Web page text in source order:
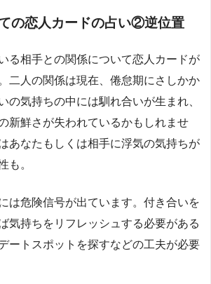
の恋人カードの占い②逆位置
る相手との関係について恋人カードが
二人の関係は現在、倦怠期にさしかか
の気持ちの中には馴れ合いが生まれ、
新鮮さが失われているかもしれませ
あなたもしくは相手に浮気の気持ちが
も。
は危険信号が出ています。付き合いを
気持ちをリフレッシュする必要がある
ートスポットを探すなどの工夫が必要